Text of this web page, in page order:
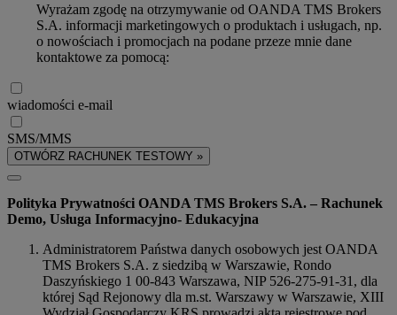
Wyrażam zgodę na otrzymywanie od OANDA TMS Brokers
S.A. informacji marketingowych o produktach i usługach, np.
o nowościach i promocjach na podane przeze mnie dane
kontaktowe za pomocą:
wiadomości e-mail
SMS/MMS
OTWÓRZ RACHUNEK TESTOWY »
Polityka Prywatności OANDA TMS Brokers S.A. – Rachunek
Demo, Usługa Informacyjno- Edukacyjna
Administratorem Państwa danych osobowych jest OANDA
TMS Brokers S.A. z siedzibą w Warszawie, Rondo
Daszyńskiego 1 00-843 Warszawa, NIP 526-275-91-31, dla
której Sąd Rejonowy dla m.st. Warszawy w Warszawie, XIII